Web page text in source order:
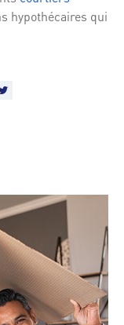
hypothécaires qui